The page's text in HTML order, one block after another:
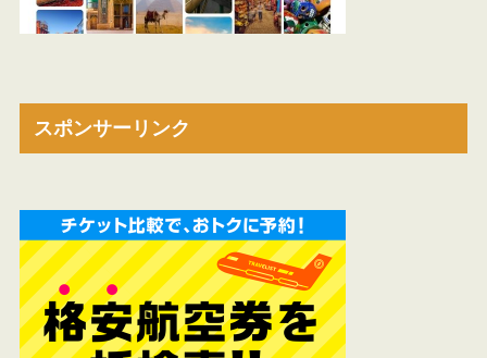
スポンサーリンク